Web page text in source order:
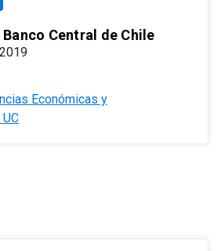
Central de Chile
Económicas y